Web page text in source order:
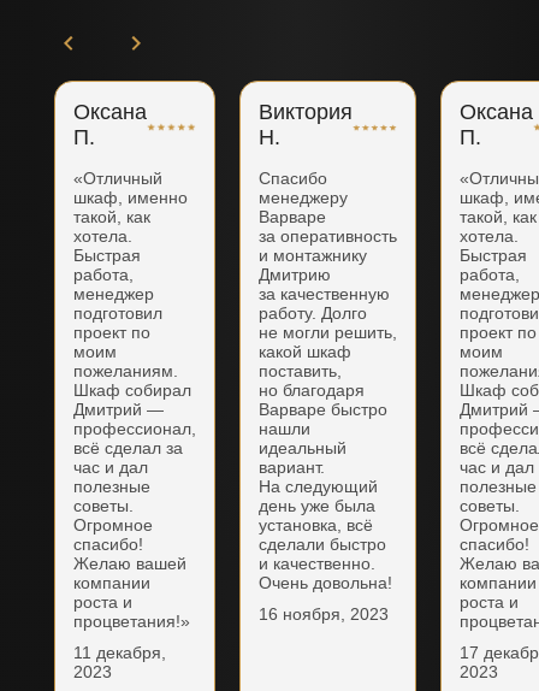
Оксана
П.
«Отличный
шкаф, именно
такой, как
хотела.
Быстрая
работа,
менеджер
подготовил
проект по
моим
пожеланиям.
Шкаф собирал
Дмитрий —
профессионал,
всё сделал за
час и дал
полезные
советы.
Огромное
спасибо!
Желаю вашей
компании
роста и
процветания!»
11 декабря,
2023
Виктория
Н.
Спасибо
менеджеру
Варваре
за оперативность
и монтажнику
Дмитрию
за качественную
работу. Долго
не могли решить,
какой шкаф
поставить,
но благодаря
Варваре быстро
нашли
идеальный
вариант.
На следующий
день уже была
установка, всё
сделали быстро
и качественно.
Очень довольна!
16 ноября, 2023
Оксана
П.
шкаф,
такой, как
хотела.
Быстрая
работа,
проект по
моим
Шкаф
Дмитрий
всё
час и дал
полезные
советы.
Огромное
спасибо!
Желаю
компании
роста и
17
2023